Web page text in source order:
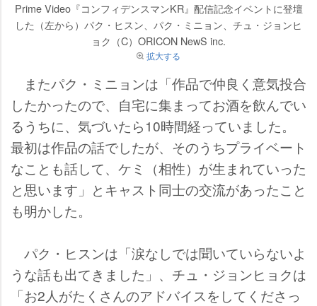
Prime Video『コンフィデンスマンKR』配信記念イベントに登壇
した（左から）パク・ヒスン、パク・ミニョン、チュ・ジョンヒ
ョク（C）ORICON NewS inc.
拡大する
またパク・ミニョンは「作品で仲良く意気投合
したかったので、自宅に集まってお酒を飲んでい
るうちに、気づいたら10時間経っていました。
最初は作品の話でしたが、そのうちプライベート
なことも話して、ケミ（相性）が生まれていった
と思います」とキャスト同士の交流があったこと
も明かした。
パク・ヒスンは「涙なしでは聞いていらないよ
うな話も出てきました」、チュ・ジョンヒョクは
「お2人がたくさんのアドバイスをしてくださっ